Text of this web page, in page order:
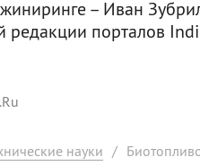
– Иван
редакции порталов
науки /